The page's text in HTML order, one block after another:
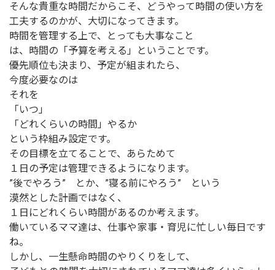
そんな貴重な時間だからこそ、どうやって時間の使い方を
工夫するのかが、大切になってきます。
時間を管理する上で、とっても大事なこと
は、時間の「予算を考える」ということです。
優先順位も決まり、予定が組まれたら、
今度必要なのは
それを
「いつ」
「どれくらいの時間」やるか
という枠組み設定です。
その目標を立てることで、あらためて
１日の予定は管理できるようになります。
”後でやろう” とか、”寝る前にやろう” という
漠然とした計画ではなく、
１日にどれくらい時間があるのか考えます。
働いているママ達は、仕事や家事・育児に忙しい毎日です
ね。
しかし、一生懸命時間のやりくりをして、